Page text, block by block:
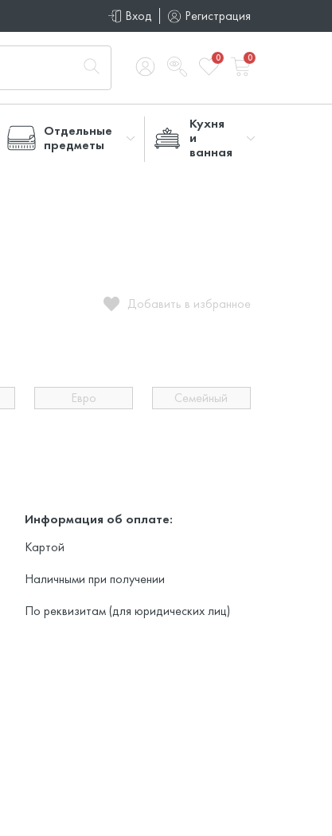
Вход Регистрация
0 0
Отдельные
предметы
Кухня
и
ванная
Добавить в избранное
Евро Семейный
Информация об оплате:
Картой
Наличными при получении
По реквизитам (для юридических лиц)